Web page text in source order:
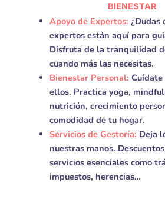
BIENESTAR
Apoyo de Expertos: ¿Dudas
expertos están aquí para
Disfruta de la tranquilidad
cuando más las necesitas.
Bienestar Personal:
ellos. Practica yoga,
nutrición, crecimiento
comodidad de tu hogar.
Servicios de Gestoría: Deja
nuestras manos.
servicios esenciales como
impuestos, herencias…